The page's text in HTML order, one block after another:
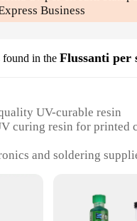
Business
found in the Flussanti per
UV-curable resin
curing resin for printed
and soldering
and flow
Ideal for soldering and